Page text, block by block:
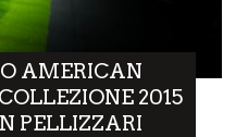
AMERICAN
2015
PELLIZZARI